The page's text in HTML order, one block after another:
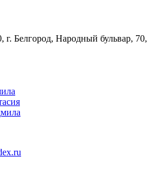
г. Белгород, Народный бульвар, 70,